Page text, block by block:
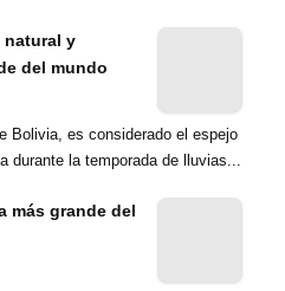
natural y
del mundo
Bolivia, es considerado el espejo
durante la temporada de lluvias...
más grande del